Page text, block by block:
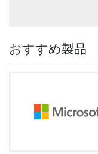
おすすめ製品